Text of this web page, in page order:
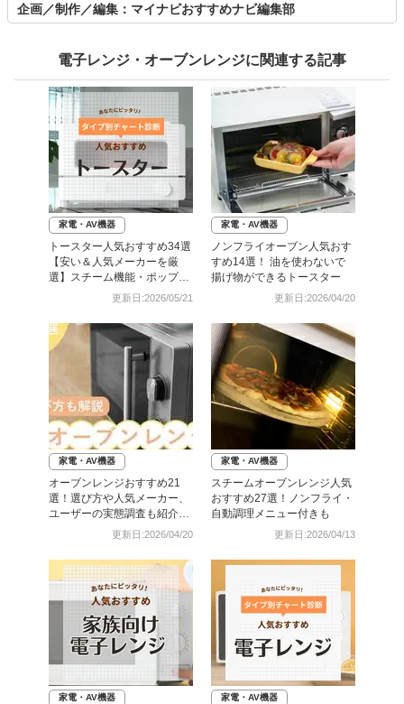
企画／制作／編集：マイナビおすすめナビ編集部
電子レンジ・オーブンレンジに関連する記事
家電・AV機器
トースター人気おすすめ34選
【安い＆人気メーカーを厳
選】スチーム機能・ポップア
更新日:2026/05/21
家電・AV機器
ノンフライオーブン人気おす
すめ14選！ 油を使わないで
揚げ物ができるトースター
更新日:2026/04/20
家電・AV機器
オーブンレンジおすすめ21
選！選び方や人気メーカー、
ユーザーの実態調査も紹介
更新日:2026/04/20
家電・AV機器
スチームオーブンレンジ人気
おすすめ27選！ノンフライ・
自動調理メニュー付きも
更新日:2026/04/13
家電・AV機器 家電・AV機器